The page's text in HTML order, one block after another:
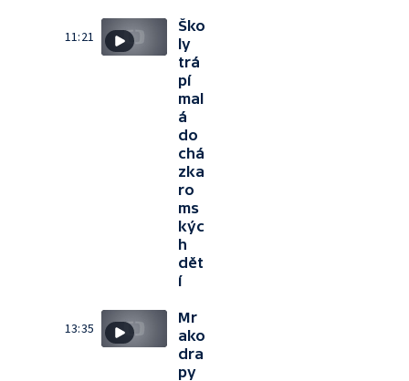
11:21
Ško
ly
trá
pí
mal
á
do
chá
zka
ro
ms
kýc
h
dět
í
13:35
Mr
ako
dra
py